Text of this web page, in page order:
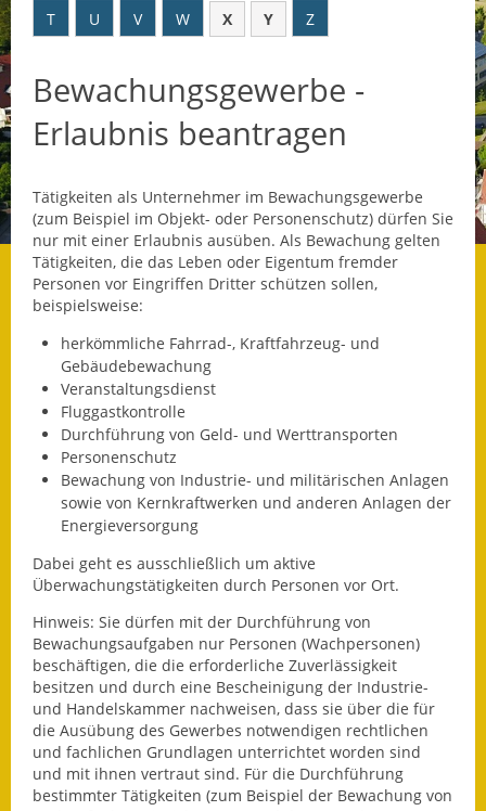
Datenschutz
Datenschutz im
Steueramt
Gebärdensprache
Geschichte und
Gegenwart
Was die Alten noch
Wagner-Werkstatt
Lärmaktionsplan
Leichte Sprache
Mitteilungsblatt
Nachhaltigkeitsbericht
Notfallplanung
Ortsplan
Schadensmeldung
T
U V W X Y Z
Bewachungsgewerbe -
Erlaubnis beantragen
Tätigkeiten als Unternehmer im Bewachungsgewerbe
(zum Beispiel im Objekt- oder Personenschutz) dürfen Sie
nur mit einer Erlaubnis ausüben. Als Bewachung gelten
Tätigkeiten, die das Leben oder Eigentum fremder
Personen vor Eingriffen Dritter schützen sollen,
beispielsweise:
herkömmliche Fahrrad-, Kraftfahrzeug- und
Gebäudebewachung
Veranstaltungsdienst
Fluggastkontrolle
Durchführung von Geld- und Werttransporten
Personenschutz
Bewachung von Industrie- und militärischen Anlagen
sowie von Kernkraftwerken und anderen Anlagen der
Energieversorgung
Dabei geht es ausschließlich um aktive
Überwachungstätigkeiten durch Personen vor Ort.
Hinweis: Sie dürfen mit der Durchführung von
Bewachungsaufgaben nur Personen (Wachpersonen)
beschäftigen, die die erforderliche Zuverlässigkeit
besitzen und durch eine Bescheinigung der Industrie-
und Handelskammer nachweisen, dass sie über die für
die Ausübung des Gewerbes notwendigen rechtlichen
und fachlichen Grundlagen unterrichtet worden sind
und mit ihnen vertraut sind. Für die Durchführung
bestimmter Tätigkeiten (zum Beispiel der Bewachung von